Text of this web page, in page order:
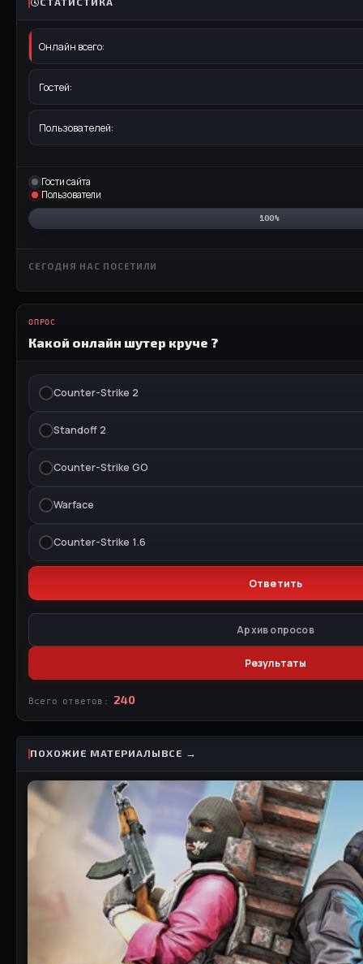
Онлайн всего:
Гостей:
Пользователей:
Гости сайта
Пользователи
100%
СЕГОДНЯ НАС ПОСЕТИЛИ
ОПРОС
Какой онлайн шутер круче ?
Counter-Strike 2
Standoff 2
Counter-Strike GO
Warface
Counter-Strike 1.6
Архив опросов
Результаты
Всего ответов: 240
ПОХОЖИЕ МАТЕРИАЛЫ ВСЕ →